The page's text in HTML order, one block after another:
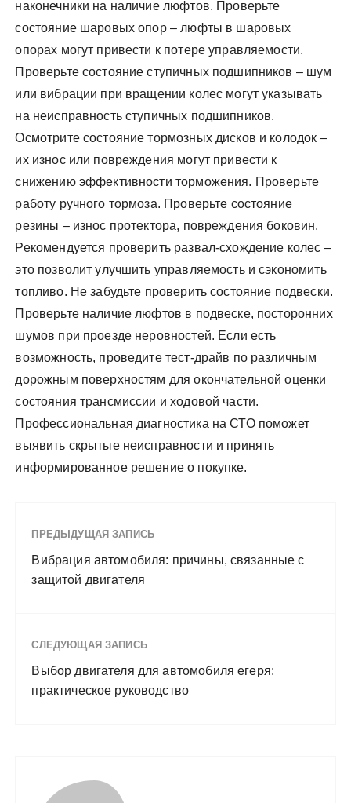
наконечники на наличие люфтов. Проверьте
состояние шаровых опор – люфты в шаровых
опорах могут привести к потере управляемости.
Проверьте состояние ступичных подшипников – шум
или вибрации при вращении колес могут указывать
на неисправность ступичных подшипников.
Осмотрите состояние тормозных дисков и колодок –
их износ или повреждения могут привести к
снижению эффективности торможения. Проверьте
работу ручного тормоза. Проверьте состояние
резины – износ протектора, повреждения боковин.
Рекомендуется проверить развал-схождение колес –
это позволит улучшить управляемость и сэкономить
топливо. Не забудьте проверить состояние подвески.
Проверьте наличие люфтов в подвеске, посторонних
шумов при проезде неровностей. Если есть
возможность, проведите тест-драйв по различным
дорожным поверхностям для окончательной оценки
состояния трансмиссии и ходовой части.
Профессиональная диагностика на СТО поможет
выявить скрытые неисправности и принять
информированное решение о покупке.
ПРЕДЫДУЩАЯ ЗАПИСЬ
Вибрация автомобиля: причины, связанные с
защитой двигателя
СЛЕДУЮЩАЯ ЗАПИСЬ
Выбор двигателя для автомобиля егеря:
практическое руководство